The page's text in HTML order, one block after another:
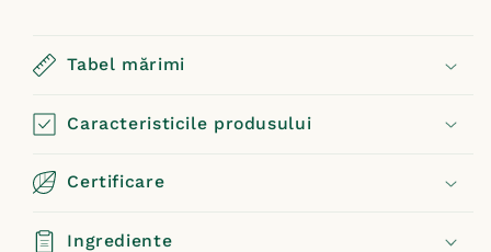
Tabel mărimi
Caracteristicile produsului
Certificare
Ingrediente